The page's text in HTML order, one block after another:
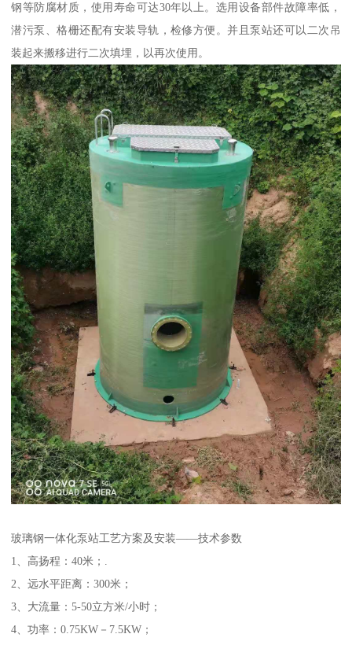
钢等防腐材质，使用寿命可达30年以上。选用设备部件故障率低，
潜污泵、格栅还配有安装导轨，检修方便。并且泵站还可以二次吊
装起来搬移进行二次填埋，以再次使用。
玻璃钢一体化泵站工艺方案及安装——技术参数
1、高扬程：40米；.
2、远水平距离：300米；
3、大流量：5-50立方米/小时；
4、功率：0.75KW－7.5KW；